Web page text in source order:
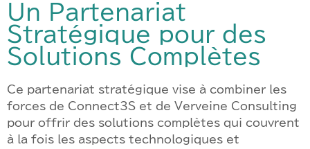
Un Partenariat
Stratégique pour des
Solutions Complètes
Ce partenariat stratégique vise à combiner les
forces de Connect3S et de Verveine Consulting
pour offrir des solutions complètes qui couvrent
à la fois les aspects technologiques et